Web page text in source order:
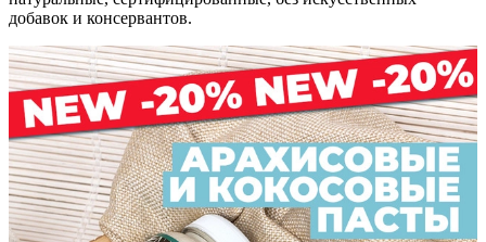
добавок и консервантов.